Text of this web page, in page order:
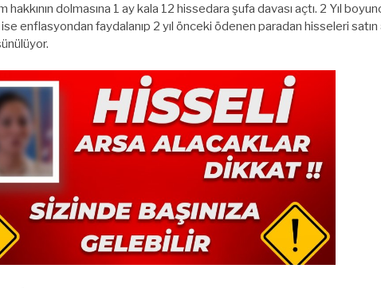
hakkının dolmasına 1 ay kala 12 hissedara şufa davası açtı. 2 Yıl
enflasyondan faydalanıp 2 yıl önceki ödenen paradan hisseleri